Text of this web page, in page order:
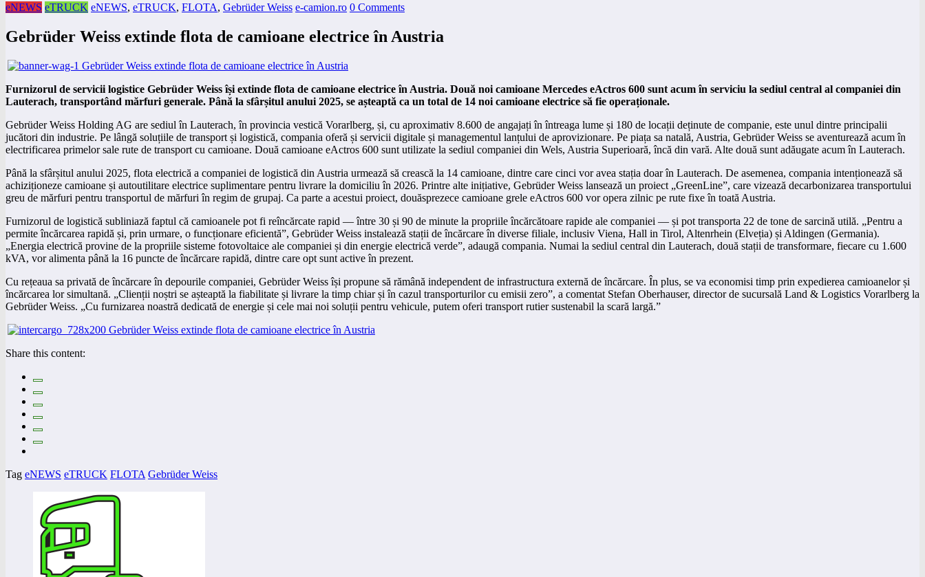
eNEWS eTRUCK eNEWS, eTRUCK, FLOTA, Gebrüder Weiss e-camion.ro 0 Comments
Gebrüder Weiss extinde flota de camioane electrice în Austria
Furnizorul de servicii logistice Gebrüder Weiss își extinde flota de camioane electrice în Austria. Două noi camioane Mercedes eActros 600 sunt acum în serviciu la sediul central al companiei din
Lauterach, transportând mărfuri generale. Până la sfârșitul anului 2025, se așteaptă ca un total de 14 noi camioane electrice să fie operaționale.
Gebrüder Weiss Holding AG are sediul în Lauterach, în provincia vestică Vorarlberg, și, cu aproximativ 8.600 de angajați în întreaga lume și 180 de locații deținute de companie, este unul dintre principalii
jucători din industrie. Pe lângă soluțiile de transport și logistică, compania oferă și servicii digitale și managementul lanțului de aprovizionare. Pe piața sa natală, Austria, Gebrüder Weiss se aventurează acum în
electrificarea primelor sale rute de transport cu camioane. Două camioane eActros 600 sunt utilizate la sediul companiei din Wels, Austria Superioară, încă din vară. Alte două sunt adăugate acum în Lauterach.
Până la sfârșitul anului 2025, flota electrică a companiei de logistică din Austria urmează să crească la 14 camioane, dintre care cinci vor avea stația doar în Lauterach. De asemenea, compania intenționează să
achiziționeze camioane și autoutilitare electrice suplimentare pentru livrare la domiciliu în 2026. Printre alte inițiative, Gebrüder Weiss lansează un proiect „GreenLine”, care vizează decarbonizarea transportului
greu de mărfuri pentru transportul de mărfuri în regim de grupaj. Ca parte a acestui proiect, douăsprezece camioane grele eActros 600 vor opera zilnic pe rute fixe în toată Austria.
Furnizorul de logistică subliniază faptul că camioanele pot fi reîncărcate rapid — între 30 și 90 de minute la propriile încărcătoare rapide ale companiei — și pot transporta 22 de tone de sarcină utilă. „Pentru a
permite încărcarea rapidă și, prin urmare, o funcționare eficientă”, Gebrüder Weiss instalează stații de încărcare în diverse filiale, inclusiv Viena, Hall in Tirol, Altenrhein (Elveția) și Aldingen (Germania).
„Energia electrică provine de la propriile sisteme fotovoltaice ale companiei și din energie electrică verde”, adaugă compania. Numai la sediul central din Lauterach, două stații de transformare, fiecare cu 1.600
kVA, vor alimenta până la 16 puncte de încărcare rapidă, dintre care opt sunt active în prezent.
Cu rețeaua sa privată de încărcare în depourile companiei, Gebrüder Weiss își propune să rămână independent de infrastructura externă de încărcare. În plus, se va economisi timp prin expedierea camioanelor și
încărcarea lor simultană. „Clienții noștri se așteaptă la fiabilitate și livrare la timp chiar și în cazul transporturilor cu emisii zero”, a comentat Stefan Oberhauser, director de sucursală Land & Logistics Vorarlberg la
Gebrüder Weiss. „Cu furnizarea noastră dedicată de energie și cele mai noi soluții pentru vehicule, putem oferi transport rutier sustenabil la scară largă.”
Share this content:
Tag eNEWS eTRUCK FLOTA Gebrüder Weiss